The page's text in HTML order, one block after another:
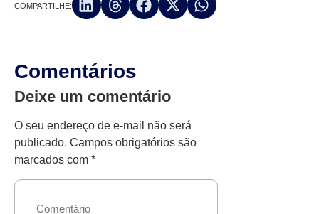
COMPARTILHE:
Comentários
Deixe um comentário
O seu endereço de e-mail não será
publicado. Campos obrigatórios são
marcados com *